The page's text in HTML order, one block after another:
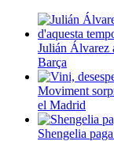
Julián Álvarez
Barça
Moviment
el Madrid
Shengelia